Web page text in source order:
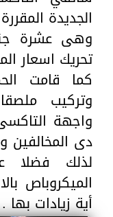
الجديدة
وهى عشرة
تحريك اسعار
كما قامت
وتركيب
واجهة
دى المخالفين
لذلك فضلا
الميكروباص
أية زيادات بها .